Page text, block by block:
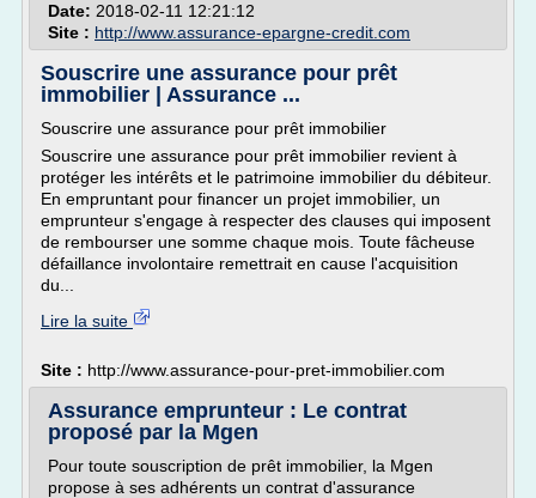
Date: 2018-02-11 12:21:12
Site : http://www.assurance-epargne-credit.com
Souscrire une assurance pour prêt
immobilier | Assurance ...
Souscrire une assurance pour prêt immobilier
Souscrire une assurance pour prêt immobilier revient à
protéger les intérêts et le patrimoine immobilier du débiteur.
En empruntant pour financer un projet immobilier, un
emprunteur s'engage à respecter des clauses qui imposent
de rembourser une somme chaque mois. Toute fâcheuse
défaillance involontaire remettrait en cause l'acquisition
du...
Lire la suite
Site : http://www.assurance-pour-pret-immobilier.com
Assurance emprunteur : Le contrat
proposé par la Mgen
Pour toute souscription de prêt immobilier, la Mgen
propose à ses adhérents un contrat d'assurance